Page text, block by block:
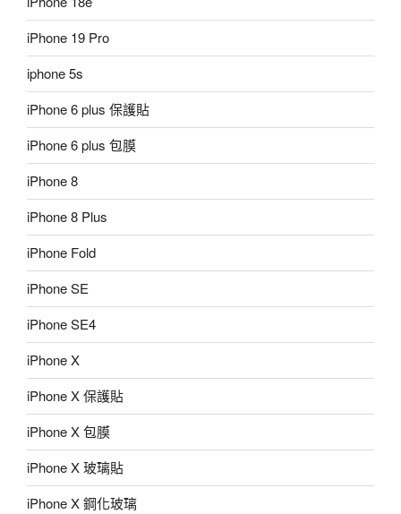
iPhone 19 Pro
iphone 5s
iPhone 6 plus 保護貼
iPhone 6 plus 包膜
iPhone 8
iPhone 8 Plus
iPhone Fold
iPhone SE
iPhone SE4
iPhone X
iPhone X 保護貼
iPhone X 包膜
iPhone X 玻璃貼
iPhone X 鋼化玻璃